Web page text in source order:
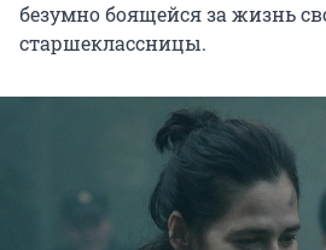
безумно боящейся за жизнь
старшеклассницы.